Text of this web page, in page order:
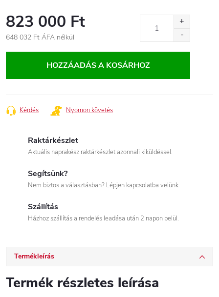
823 000 Ft
648 032 Ft ÁFA nélkül
HOZZÁADÁS A KOSÁRHOZ
Kérdés Nyomon követés
Raktárkészlet
Aktuális naprakész raktárkészlet azonnali kiküldéssel.
Segítsünk?
Nem biztos a választásban? Lépjen kapcsolatba velünk.
Szállítás
Házhoz szállítás a rendelés leadása után 2 napon belül.
Termékleírás
Termék részletes leírása